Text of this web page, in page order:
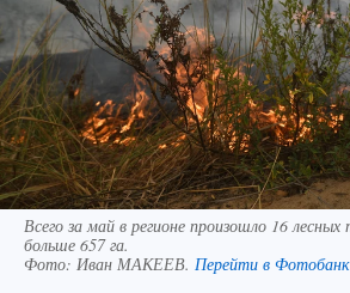
Всего за май в регионе произошло 16
больше 657 га.
Фото: Иван МАКЕЕВ. Перейти в